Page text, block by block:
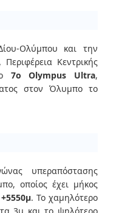
Ολύμπου και την
Κεντρικής
7ο Olympus Ultra,
στον Όλυμπο το
υπεραπόστασης
οποίος έχει μήκος
+5550μ. Το χαμηλότερο